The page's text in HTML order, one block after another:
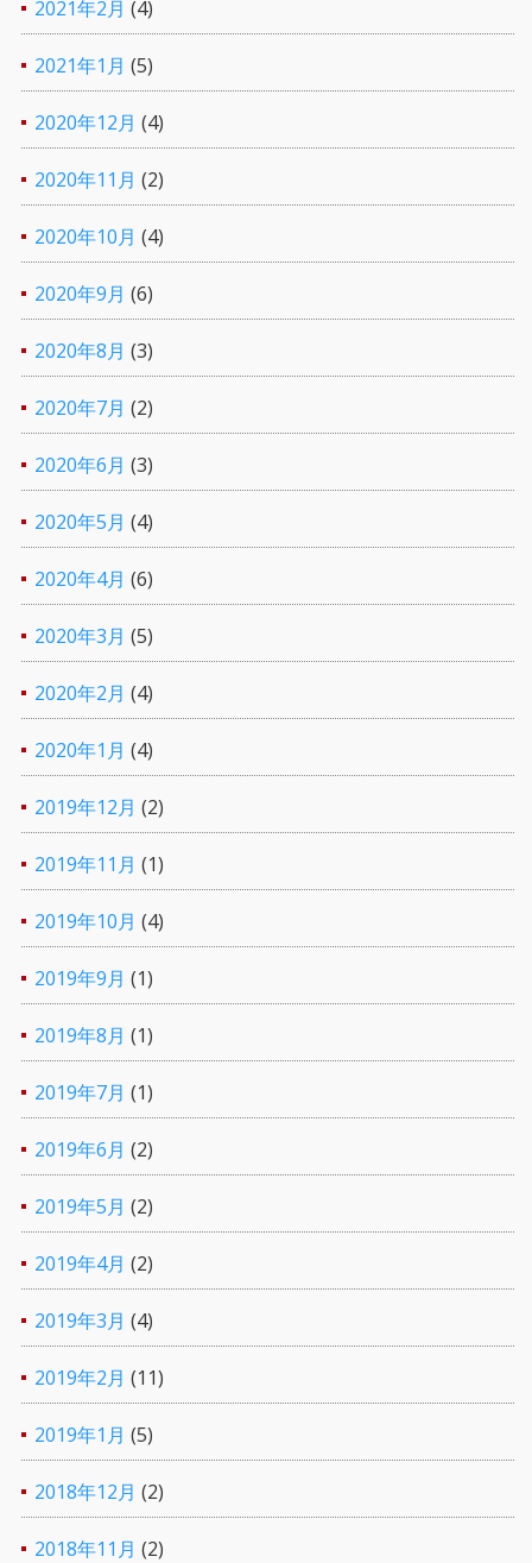
2021年2月 (4)
2021年1月 (5)
2020年12月 (4)
2020年11月 (2)
2020年10月 (4)
2020年9月 (6)
2020年8月 (3)
2020年7月 (2)
2020年6月 (3)
2020年5月 (4)
2020年4月 (6)
2020年3月 (5)
2020年2月 (4)
2020年1月 (4)
2019年12月 (2)
2019年11月 (1)
2019年10月 (4)
2019年9月 (1)
2019年8月 (1)
2019年7月 (1)
2019年6月 (2)
2019年5月 (2)
2019年4月 (2)
2019年3月 (4)
2019年2月 (11)
2019年1月 (5)
2018年12月 (2)
2018年11月 (2)